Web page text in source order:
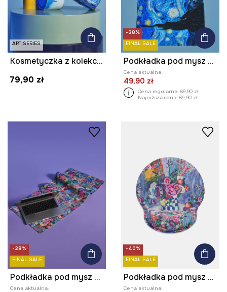
ART SERIES
Kosmetyczka z kolekcji Eviva L'arte
79,90 zł
-28%
FINAL SALE
Podkładka pod mysz z kolekcji Eviva L'arte
Cena aktualna:
49,90 zł
Cena regularna: 69,90 zł
Najniższa cena: 69,90 zł
-28%
FINAL SALE
Podkładka pod mysz z kolekcji Eviva L'arte
Cena aktualna:
-40%
FINAL SALE
Podkładka pod mysz z kolekcji Eviva L'arte
Cena aktualna: